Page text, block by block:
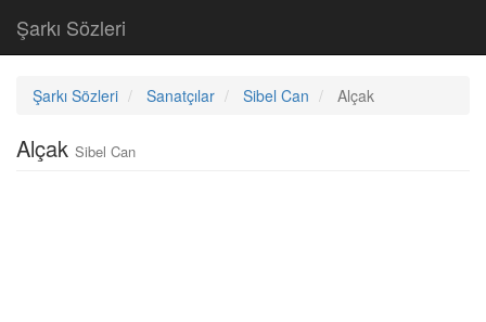
Şarkı Sözleri
Şarkı Sözleri Sanatçılar Sibel Can Alçak
Alçak Sibel Can